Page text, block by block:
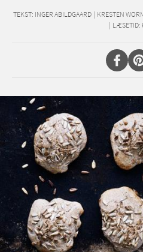
TEKST: INGER ABILDGAARD | KRESTEN
| LÆSETID: